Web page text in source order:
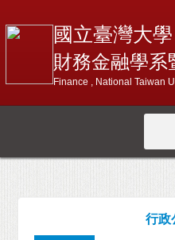
國立臺灣大學
財務金融學系
Finance , National Taiwan
行政